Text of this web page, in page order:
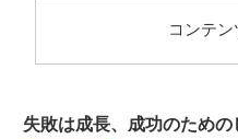
コンテン
失敗は成長、成功のため